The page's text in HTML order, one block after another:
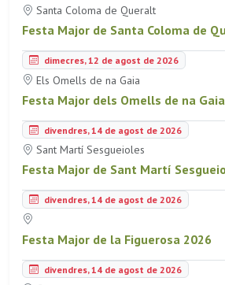
Santa Coloma de Queralt
Festa Major de Santa Coloma de
dimecres, 12 de agost de 2026
Els Omells de na Gaia
Festa Major dels Omells de na
divendres, 14 de agost de 2026
Sant Martí Sesgueioles
Festa Major de Sant Martí
divendres, 14 de agost de 2026
Festa Major de la Figuerosa 2026
divendres, 14 de agost de 2026